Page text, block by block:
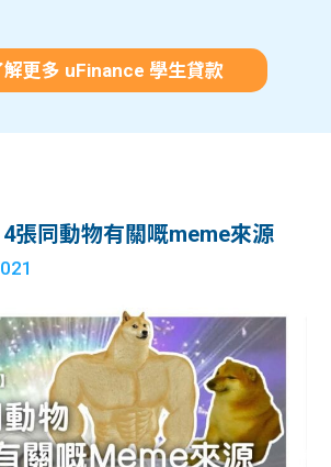
解更多 uFinance 學生貸款
4張同動物有關嘅meme來源